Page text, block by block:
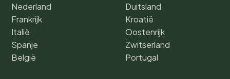
Nederland
Frankrijk
Italië
Spanje
België
Duitsland
Kroatië
Oostenrijk
Zwitserland
Portugal